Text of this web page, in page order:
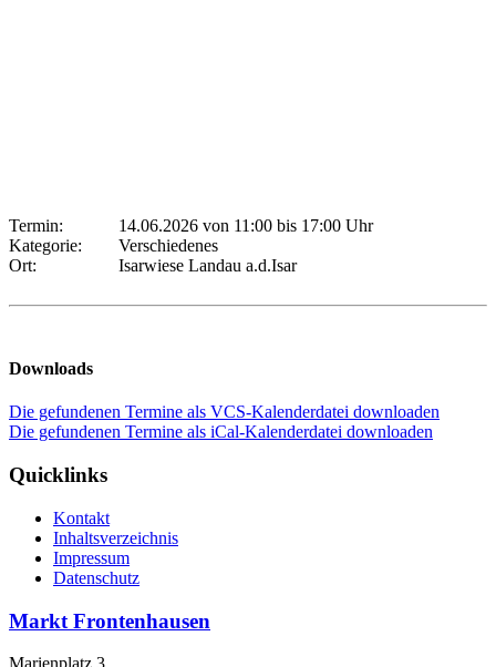
Termin: 14.06.2026 von 11:00 bis 17:00 Uhr
Kategorie:
Verschiedenes
Ort:
Isarwiese Landau a.d.Isar
Downloads
Die gefundenen Termine als VCS-Kalenderdatei downloaden
Die gefundenen Termine als iCal-Kalenderdatei downloaden
Quicklinks
Kontakt
Inhaltsverzeichnis
Impressum
Datenschutz
Markt Frontenhausen